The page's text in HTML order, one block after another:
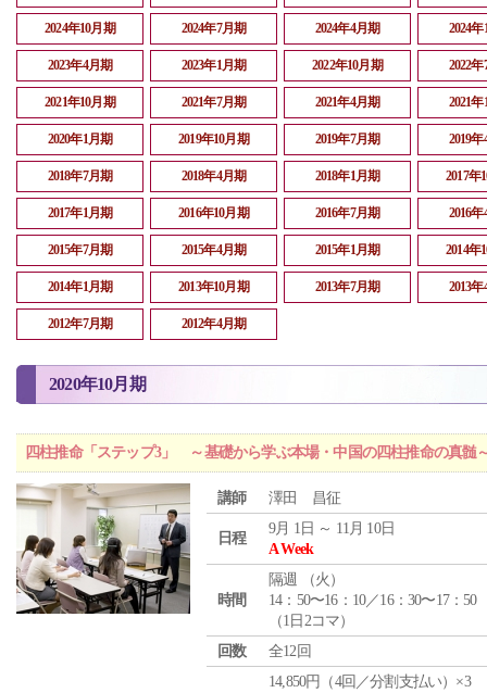
2024年10月期 2024年7月期 2024年4月期 2024
2023年4月期 2023年1月期 2022年10月期 2022
2021年10月期 2021年7月期 2021年4月期 2021
2020年1月期 2019年10月期 2019年7月期 2019
2018年7月期 2018年4月期 2018年1月期 2017年
2017年1月期 2016年10月期 2016年7月期 2016
2015年7月期 2015年4月期 2015年1月期 2014年
2014年1月期 2013年10月期 2013年7月期 2013
2012年7月期 2012年4月期
2020年10月期
四柱推命「ステップ3」 ～基礎から学ぶ本場・中国の四柱推命の真髄
講師 澤田 昌征
日程
9月 1日 ～ 11月 10日
A Week
時間
隔週 （火 ）
14：50〜16：10／16：30〜17：50
（1日2コマ）
回数
全12回
14,850円（4回／分割支払い）×3